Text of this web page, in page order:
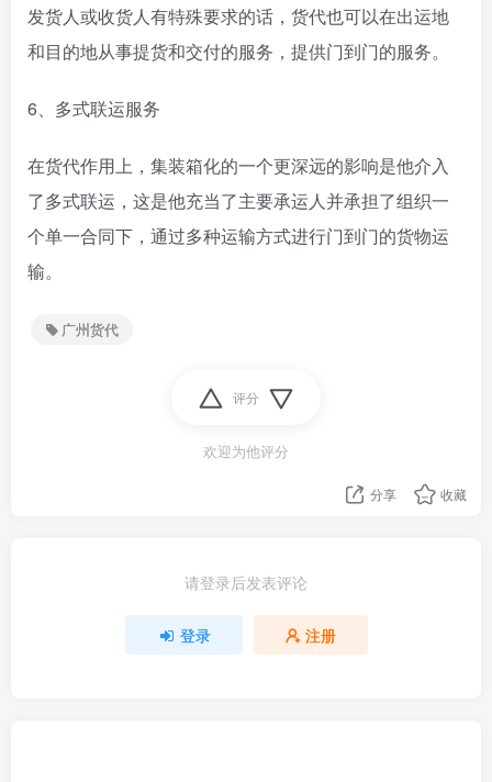
发货人或收货人有特殊要求的话，货代也可以在出运地
和目的地从事提货和交付的服务，提供门到门的服务。
6、多式联运服务
在货代作用上，集装箱化的一个更深远的影响是他介入
了多式联运，这是他充当了主要承运人并承担了组织一
个单一合同下，通过多种运输方式进行门到门的货物运
输。
广州货代
评分
欢迎为他评分
分享 收藏
请登录后发表评论
登录 注册